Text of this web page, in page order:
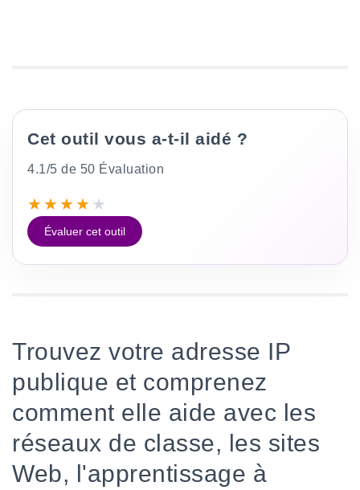
Cet outil vous a-t-il aidé ?
4.1/5 de 50 Évaluation
★★★★ ★
Évaluer cet outil
Trouvez votre adresse IP
publique et comprenez
comment elle aide avec les
réseaux de classe, les sites
Web, l'apprentissage à